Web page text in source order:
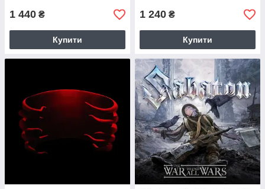
1 440 ₴
Купити
1 240 ₴
Купити